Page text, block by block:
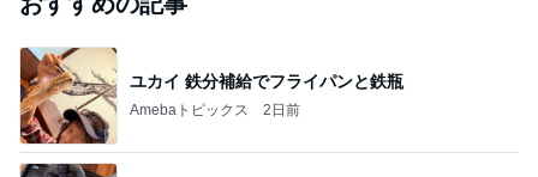
ユカイ 鉄分補給でフライパンと鉄瓶
Amebaトピックス 2日前